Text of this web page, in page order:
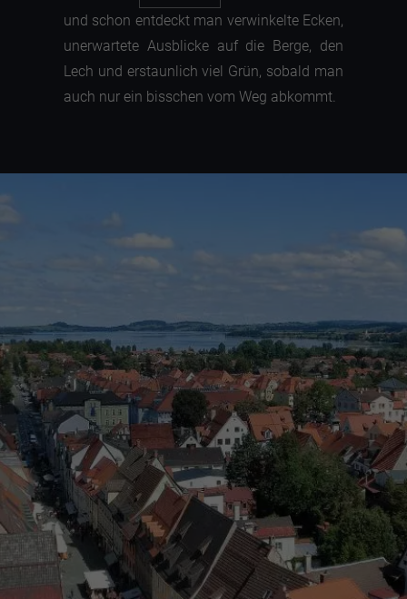
und schon entdeckt man verwinkelte Ecken,
unerwartete Ausblicke auf die Berge, den
Lech und erstaunlich viel Grün, sobald man
auch nur ein bisschen vom Weg abkommt.